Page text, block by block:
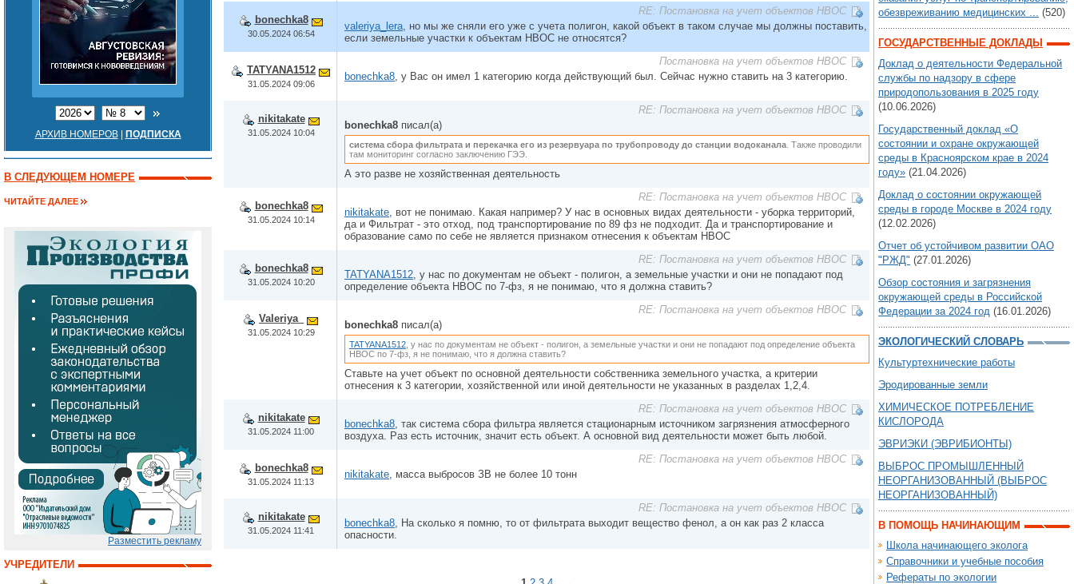
АРХИВ НОМЕРОВ| ПОДПИСКА
В СЛЕДУЮЩЕМ НОМЕРЕ
ЧИТАЙТЕ ДАЛЕЕ
Разместить рекламу
УЧРЕДИТЕЛИ
bonechka8
30.05.2024 06:54
RE: Постановка на учет объектов НВОС
valeriya_lera, но мы же сняли его уже с учета полигон, какой объект в таком случае мы должны поставить,
если земельные участки к объектам НВОС не относятся?
TATYANA1512
31.05.2024 09:06
Постановка на учет объектов НВОС
bonechka8, у Вас он имел 1 категорию когда действующий был. Сейчас нужно ставить на 3 категорию.
nikitakate
31.05.2024 10:04
RE: Постановка на учет объектов НВОС
bonechka8 писал(а)
система сбора фильтрата и перекачка его из резервуара по трубопроводу до станции водоканала . Также проводили
там мониторинг согласно заключению ГЭЭ.
А это разве не хозяйственная деятельность
bonechka8
31.05.2024 10:14
RE: Постановка на учет объектов НВОС
nikitakate, вот не понимаю. Какая например? У нас в основных видах деятельности - уборка территорий,
да и Фильтрат - это отход, под транспортирование по 89 фз не подходит. Да и транспортирование и
образование само по себе не является признаком отнесения к объектам НВОС
bonechka8
31.05.2024 10:20
RE: Постановка на учет объектов НВОС
TATYANA1512, у нас по документам не объект - полигон, а земельные участки и они не попадают под
определение объекта НВОС по 7-фз, я не понимаю, что я должна ставить?
Valeriya_
31.05.2024 10:29
RE: Постановка на учет объектов НВОС
bonechka8 писал(а)
TATYANA1512 , у нас по документам не объект - полигон, а земельные участки и они не попадают под определение объекта
НВОС по 7-фз, я не понимаю, что я должна ставить?
Ставьте на учет объект по основной деятельности собственника земельного участка, а критерии
отнесения к 3 категории, хозяйственной или иной деятельности не указанных в разделах 1,2,4.
nikitakate
31.05.2024 11:00
RE: Постановка на учет объектов НВОС
bonechka8, так система сбора фильтра является стационарным источником загрязнения атмосферного
воздуха. Раз есть источник, значит есть объект. А основной вид деятельности может быть любой.
bonechka8
31.05.2024 11:13
RE: Постановка на учет объектов НВОС
nikitakate, масса выбросов ЗВ не более 10 тонн
nikitakate
31.05.2024 11:41
RE: Постановка на учет объектов НВОС
bonechka8, На сколько я помню, то от фильтрата выходит вещество фенол, а он как раз 2 класса
опасности.
обезвреживанию медицинских ... (520)
ГОСУДАРСТВЕННЫЕ ДОКЛАДЫ
Доклад о деятельности Федеральной
службы по надзору в сфере
природопользования в 2025 году
(10.06.2026)
Государственный доклад «О
состоянии и охране окружающей
среды в Красноярском крае в 2024
году» (21.04.2026)
Доклад о состоянии окружающей
среды в городе Москве в 2024 году
(12.02.2026)
Отчет об устойчивом развитии ОАО
"РЖД" (27.01.2026)
Обзор состояния и загрязнения
окружающей среды в Российской
Федерации за 2024 год (16.01.2026)
ЭКОЛОГИЧЕСКИЙ СЛОВАРЬ
Культуртехнические работы
Эродированные земли
ХИМИЧЕСКОЕ ПОТРЕБЛЕНИЕ
КИСЛОРОДА
ЭВРИЭКИ (ЭВРИБИОНТЫ)
ВЫБРОС ПРОМЫШЛЕННЫЙ
НЕОРГАНИЗОВАННЫЙ (ВЫБРОС
НЕОРГАНИЗОВАННЫЙ)
В ПОМОЩЬ НАЧИНАЮЩИМ
Школа начинающего эколога
Справочники и учебные пособия
Рефераты по экологии